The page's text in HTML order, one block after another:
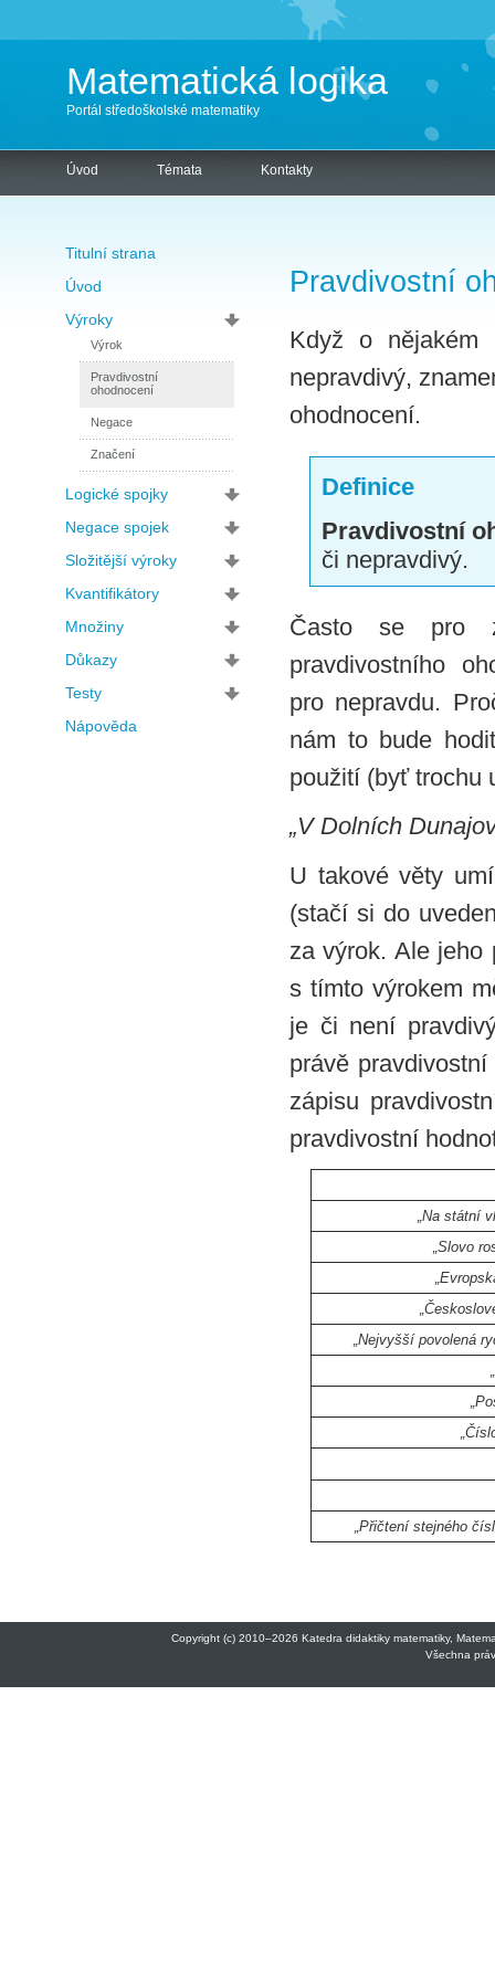
Matematická logika
Portál středoškolské matematiky
Úvod Témata Kontakty
Pravdivostní
Když o nějakém
nepravdivý,
ohodnocení.
Definice
Pravdivostní
či nepravdivý.
Často se pro
pravdivostního
pro nepravdu.
nám to bude
použití (byť trochu
„V Dolních
U takové věty
(stačí si do
za výrok. Ale jeho
s tímto výrokem
je či není
právě
zápisu
pravdivostní
„Na státní
„Slovo
„Nejvyšší povolená
„Přičtení stejného
Titulní strana
Úvod
Výroky
Výrok
Pravdivostní
ohodnocení
Negace
Značení
Logické spojky
Negace spojek
Složitější výroky
Kvantifikátory
Množiny
Důkazy
Testy
Nápověda
Copyright (c) 2010–2026 Katedra didaktiky matematiky,
Všechna